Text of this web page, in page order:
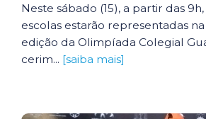
Neste sábado (15), a partir das
escolas estarão representadas
edição da Olimpíada Colegial
cerim... [saiba mais]